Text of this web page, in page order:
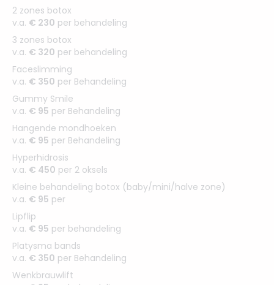
2 zones botox
v.a. € 230 per behandeling
3 zones botox
v.a. € 320 per behandeling
Faceslimming
v.a. € 350 per Behandeling
Gummy Smile
v.a. € 95 per Behandeling
Hangende mondhoeken
v.a. € 95 per Behandeling
Hyperhidrosis
v.a. € 450 per 2 oksels
Kleine behandeling botox (baby/mini/halve zone)
v.a. € 95 per
Lipflip
v.a. € 95 per behandeling
Platysma bands
v.a. € 350 per Behandeling
Wenkbrauwlift